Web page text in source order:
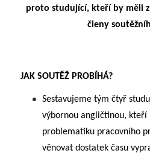
proto studující, kteří by měli
členy
JAK SOUTĚŽ PROBÍHÁ?
Sestavujeme tým čtyř
výbornou angličtinou, kteří
problematiku pracovního
věnovat dostatek času